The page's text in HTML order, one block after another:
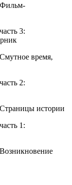
Фильм-
время,
истории